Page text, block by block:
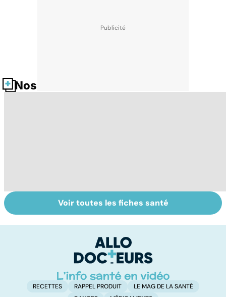
Nos fiches santé
Violences
sexuelles :
Bien vivre la
ménopause
Voir toutes les fiches santé
RECETTES RAPPEL PRODUIT
LE MAG DE LA SANTÉ